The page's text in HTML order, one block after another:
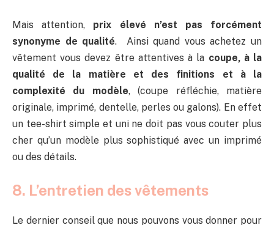
Mais attention, prix élevé n’est pas forcément
synonyme de qualité. Ainsi quand vous achetez un
vêtement vous devez être attentives à la coupe, à la
qualité de la matière et des finitions et à la
complexité du modèle, (coupe réfléchie, matière
originale, imprimé, dentelle, perles ou galons). En effet
un tee-shirt simple et uni ne doit pas vous couter plus
cher qu’un modèle plus sophistiqué avec un imprimé
ou des détails.
8. L’entretien des vêtements
Le dernier conseil que nous pouvons vous donner pour